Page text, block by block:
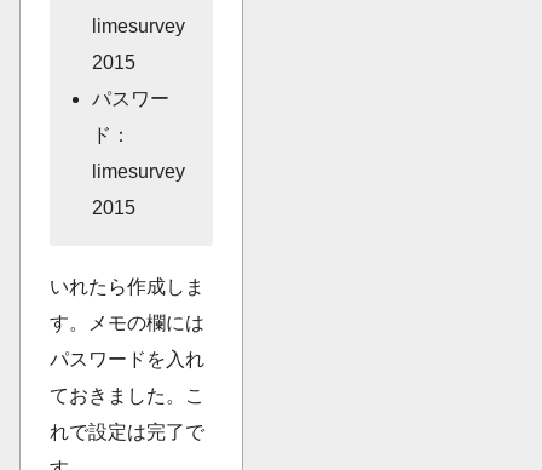
limesurvey
2015
パスワー
ド：
limesurvey
2015
いれたら作成しま
す。メモの欄には
パスワードを入れ
ておきました。こ
れで設定は完了で